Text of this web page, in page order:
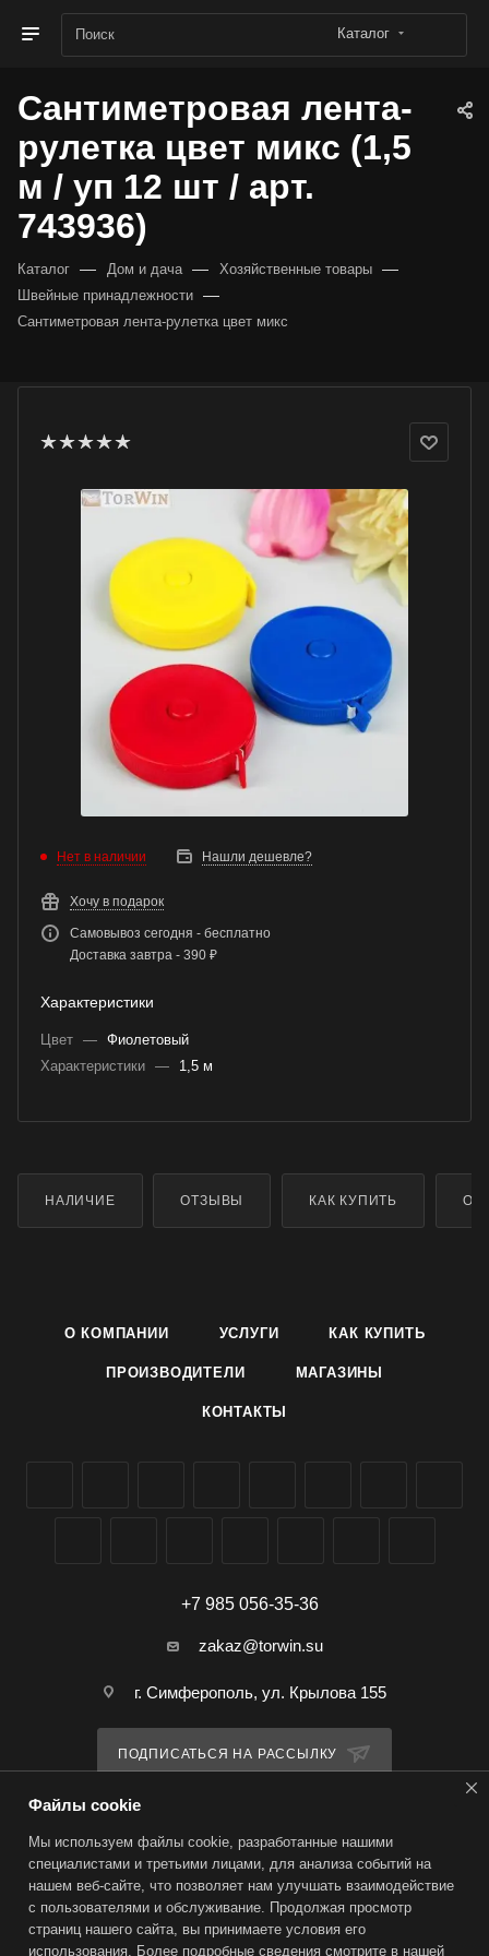
Каталог
Сантиметровая лента-
рулетка цвет микс (1,5
м / уп 12 шт / арт.
743936)
Каталог — Дом и дача — Хозяйственные товары —
Швейные принадлежности —
Сантиметровая лента-рулетка цвет микс
Нет в наличии Нашли дешевле?
Хочу в подарок
Самовывоз сегодня - бесплатно
Доставка завтра - 390 ₽
Характеристики
Цвет — Фиолетовый
Характеристики — 1,5 м
НАЛИЧИЕ ОТЗЫВЫ КАК КУПИТЬ
О КОМПАНИИ УСЛУГИ КАК КУПИТЬ
ПРОИЗВОДИТЕЛИ МАГАЗИНЫ
КОНТАКТЫ
+7 985 056-35-36
zakaz@torwin.su
г. Симферополь, ул. Крылова 155
ПОДПИСАТЬСЯ НА РАССЫЛКУ
2026 © TorWin – интернет-магазин
Файлы cookie
Мы используем файлы cookie, разработанные нашими
специалистами и третьими лицами, для анализа событий на
нашем веб-сайте, что позволяет нам улучшать взаимодействие
с пользователями и обслуживание. Продолжая просмотр
страниц нашего сайта, вы принимаете условия его
использования. Более подробные сведения смотрите в нашей